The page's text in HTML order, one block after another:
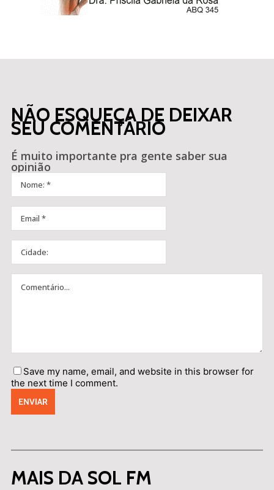
NÃO ESQUEÇA DE DEIXAR
SEU COMENTÁRIO
É muito importante pra gente saber sua
opinião
Save my name, email, and website in this browser for
the next time I comment.
MAIS DA SOL FM